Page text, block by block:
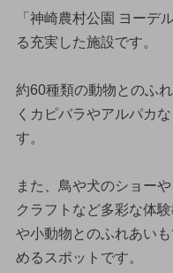
「神崎農村公園 ヨーデ
る充実した施設です。
約60種類の動物とのふ
くカピバラやアルパカ
す。
また、鳥や犬のショー
クラフトなど多彩な体
や小動物とのふれあい
めるスポットです。